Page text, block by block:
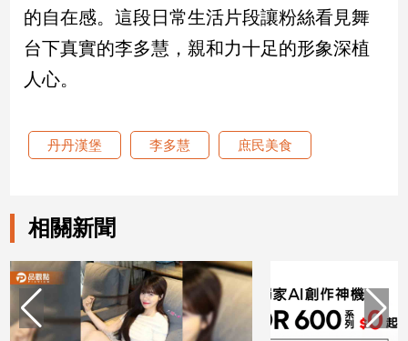
樂
星
聞
流
尚
追
活
建
築/
的自在感。這段日常生活片段讓粉絲看見舞
台下真實的李多慧，親和力十足的形象深植
人心。
丹丹漢堡 李多慧 庶民美食
相關新聞